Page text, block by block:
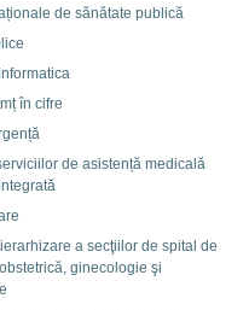
de sănătate publică
în cifre
de asistență medicală
a secţiilor de spital de
ginecologie şi